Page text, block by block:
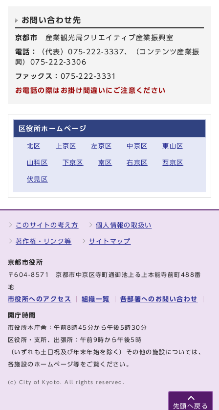
お問い合わせ先
京都市 産業観光局クリエイティブ産業振興室
電話：
（代表）075-222-3337、（コンテンツ産業振
興）075-222-3306
ファックス： 075-222-3331
お電話の際はお掛け間違いにご注意ください
区役所ホームページ
北区 上京区 左京区 中京区 東山区
山科区 下京区 南区 右京区 西京区
伏見区
先頭へ戻る
このサイトの考え方 個人情報の取扱い
著作権・リンク等 サイトマップ
京都市役所
〒604-8571 京都市中京区寺町通御池上る上本能寺前町488番
地
市役所へのアクセス 組織一覧 各部署へのお問い合わせ
開庁時間
市役所本庁舎：午前8時45分から午後5時30分
区役所・支所、出張所：午前9時から午後5時
（いずれも土日祝及び年末年始を除く）その他の施設については、
各施設のホームページ等をご覧ください。
(c) City of Kyoto. All rights reserved.